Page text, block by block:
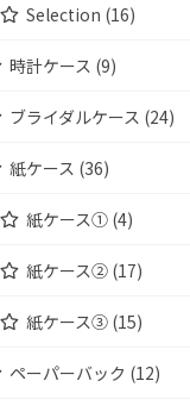
Selection (16)
時計ケース (9)
ブライダルケース (24)
紙ケース (36)
紙ケース① (4)
紙ケース② (17)
紙ケース③ (15)
ペーパーバック (12)